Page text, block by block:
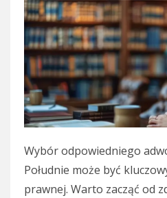
Wybór odpowiedniego
Południe może być
prawnej. Warto zacząć od